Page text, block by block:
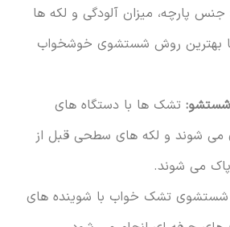
پارچه، میزان آلودگی و لکه ها
بهترین روش شستشوی خوشخواب
تشک ها با دستگاه های
شوند و لکه های سطحی قبل از
می شوند.
تشک خواب با شوینده های